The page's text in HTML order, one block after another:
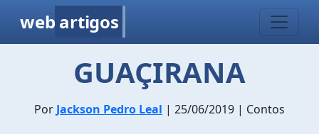
web artigos
GUAÇIRANA
Por Jackson Pedro Leal | 25/06/2019 | Contos